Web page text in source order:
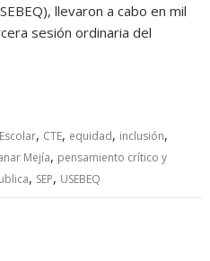
llevaron a cabo en mil
sesión ordinaria del
, CTE, equidad, inclusión,
Mejía, pensamiento crítico y
, SEP, USEBEQ